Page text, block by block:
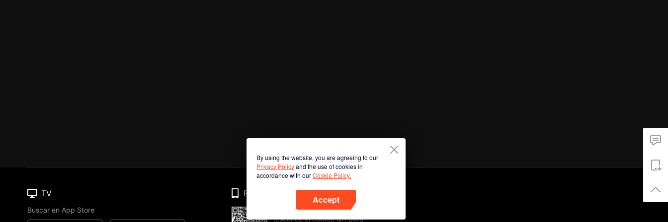
By using the website, you are agreeing to our
Privacy Policyand the use of cookies in
accordance with ourCookie Policy.
Accept
TV
Buscar en App Store
Phone
¡Escanee el código QR para